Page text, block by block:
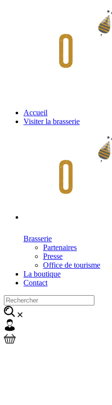
Accueil
Visiter la brasserie
Brasserie
Partenaires
Presse
Office de tourisme
La boutique
Contact